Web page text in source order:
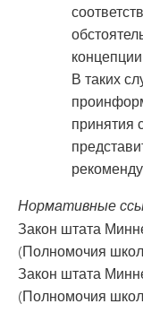
В таких
принятия
Нормативные
Закон штата
(Полномочия
Закон штата
(Полномочия